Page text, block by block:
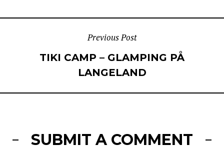
NAVIGATION
Previous Post
TIKI CAMP – GLAMPING PÅ
LANGELAND
SUBMIT A COMMENT